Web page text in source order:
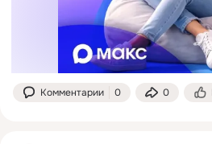
Комментарии 0 0